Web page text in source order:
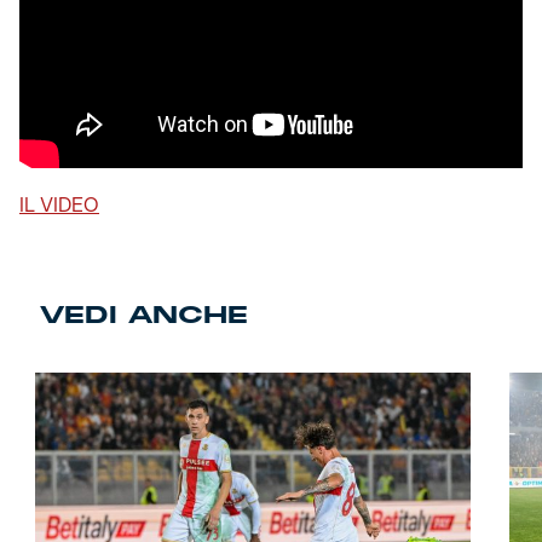
IL VIDEO
VEDI ANCHE